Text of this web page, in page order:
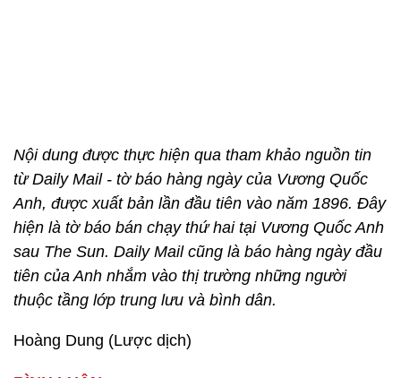
Nội dung được thực hiện qua tham khảo nguồn tin
từ Daily Mail - tờ báo hàng ngày của Vương Quốc
Anh, được xuất bản lần đầu tiên vào năm 1896. Đây
hiện là tờ báo bán chạy thứ hai tại Vương Quốc Anh
sau The Sun. Daily Mail cũng là báo hàng ngày đầu
tiên của Anh nhắm vào thị trường những người
thuộc tầng lớp trung lưu và bình dân.
Hoàng Dung (Lược dịch)